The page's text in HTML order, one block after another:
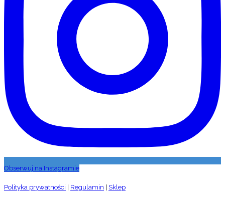
Obserwuj na Instagramie
Polityka prywatności Regulamin Sklep